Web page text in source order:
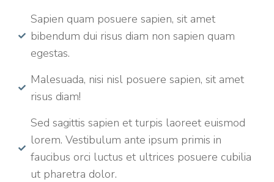
Sapien quam posuere sapien, sit amet
bibendum dui risus diam non sapien quam
egestas.
Malesuada, nisi nisl posuere sapien, sit amet
risus diam!
Sed sagittis sapien et turpis laoreet euismod
lorem. Vestibulum ante ipsum primis in
faucibus orci luctus et ultrices posuere cubilia
ut pharetra dolor.